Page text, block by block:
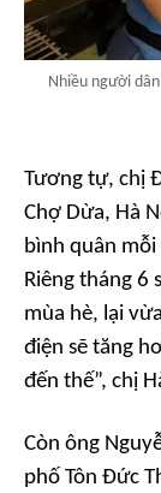
Nhiều người
Tương tự, chị
Chợ Dừa, Hà
bình quân
Riêng tháng 6
mùa hè, lại
điện sẽ tăng
đến thế”, chị
Còn ông
phố Tôn Đức